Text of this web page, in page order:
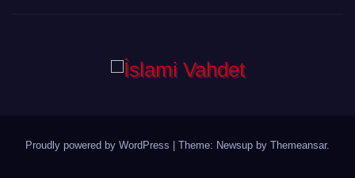
Proudly powered by WordPress Theme: Newsup by Themeansar.